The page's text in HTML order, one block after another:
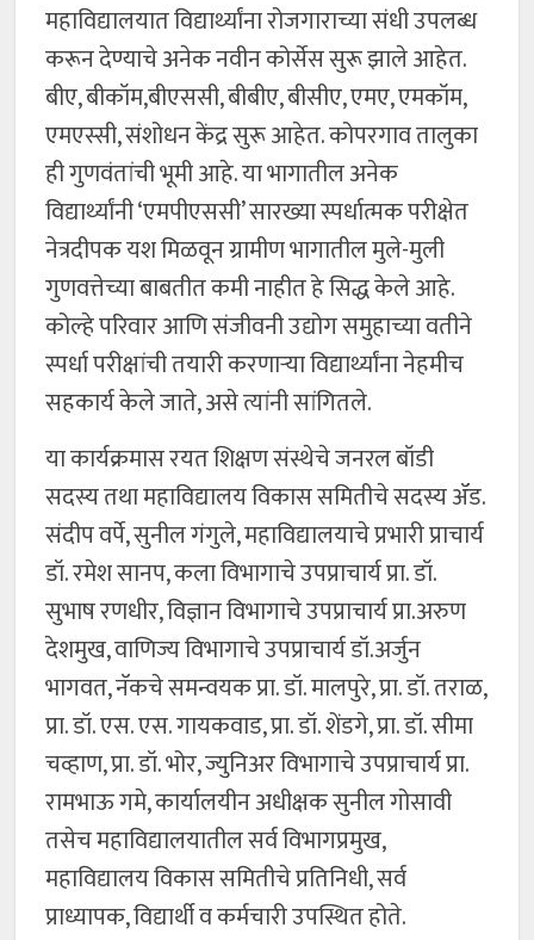
महाविद्यालयात विद्यार्थ्यांना रोजगाराच्या संधी उपलब्ध
करून देण्याचे अनेक नवीन कोर्सेस सुरू झाले आहेत.
बीए, बीकॉम,बीएससी, बीबीए, बीसीए, एमए, एमकॉम,
एमएस्सी, संशोधन केंद्र सुरू आहेत. कोपरगाव तालुका
ही गुणवंतांची भूमी आहे. या भागातील अनेक
विद्यार्थ्यांनी ‘एमपीएससी’ सारख्या स्पर्धात्मक परीक्षेत
नेत्रदीपक यश मिळवून ग्रामीण भागातील मुले-मुली
गुणवत्तेच्या बाबतीत कमी नाहीत हे सिद्ध केले आहे.
कोल्हे परिवार आणि संजीवनी उद्योग समुहाच्या वतीने
स्पर्धा परीक्षांची तयारी करणाऱ्या विद्यार्थ्यांना नेहमीच
सहकार्य केले जाते, असे त्यांनी सांगितले.
या कार्यक्रमास रयत शिक्षण संस्थेचे जनरल बॉडी
सदस्य तथा महाविद्यालय विकास समितीचे सदस्य ॲड.
संदीप वर्पे, सुनील गंगुले, महाविद्यालयाचे प्रभारी प्राचार्य
डॉ. रमेश सानप, कला विभागाचे उपप्राचार्य प्रा. डॉ.
सुभाष रणधीर, विज्ञान विभागाचे उपप्राचार्य प्रा.अरुण
देशमुख, वाणिज्य विभागाचे उपप्राचार्य डॉ.अर्जुन
भागवत, नॅकचे समन्वयक प्रा. डॉ. मालपुरे, प्रा. डॉ. तराळ,
प्रा. डॉ. एस. एस. गायकवाड, प्रा. डॉ. शेंडगे, प्रा. डॉ. सीमा
चव्हाण, प्रा. डॉ. भोर, ज्युनिअर विभागाचे उपप्राचार्य प्रा.
रामभाऊ गमे, कार्यालयीन अधीक्षक सुनील गोसावी
तसेच महाविद्यालयातील सर्व विभागप्रमुख,
महाविद्यालय विकास समितीचे प्रतिनिधी, सर्व
प्राध्यापक, विद्यार्थी व कर्मचारी उपस्थित होते.